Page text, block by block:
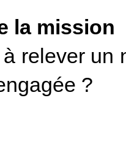
la mission
relever un
?